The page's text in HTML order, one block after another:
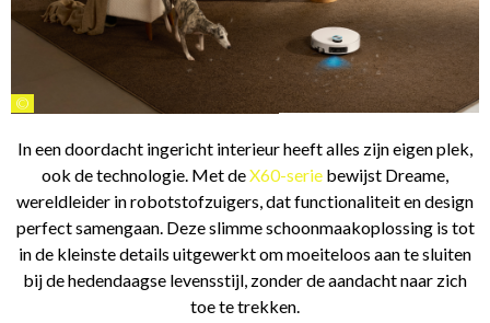
©
In een doordacht ingericht interieur heeft alles zijn eigen plek,
ook de technologie. Met deX60-serie bewijst Dreame,
wereldleider in robotstofzuigers, dat functionaliteit en design
perfect samengaan. Deze slimme schoonmaakoplossing is tot
in de kleinste details uitgewerkt om moeiteloos aan te sluiten
bij de hedendaagse levensstijl, zonder de aandacht naar zich
toe te trekken.